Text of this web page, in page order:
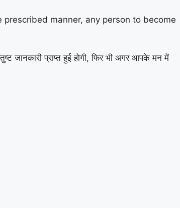
manner, any person to become
जानकारी प्राप्त हुई होगी, फिर भी अगर आपके मन में